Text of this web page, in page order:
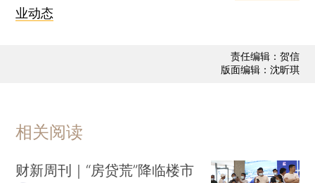
业动态
责任编辑：贺信
版面编辑：沈昕琪
相关阅读
财新周刊｜“房贷荒”降临楼市